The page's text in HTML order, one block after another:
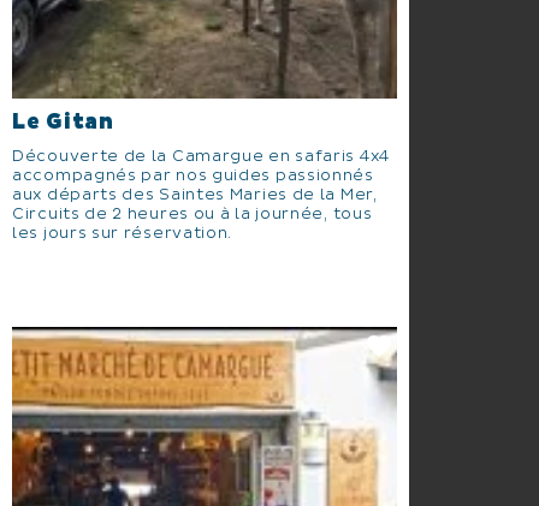
Le Gitan
Découverte de la Camargue en safaris 4x4
accompagnés par nos guides passionnés
aux départs des Saintes Maries de la Mer,
Circuits de 2 heures ou à la journée, tous
les jours sur réservation.